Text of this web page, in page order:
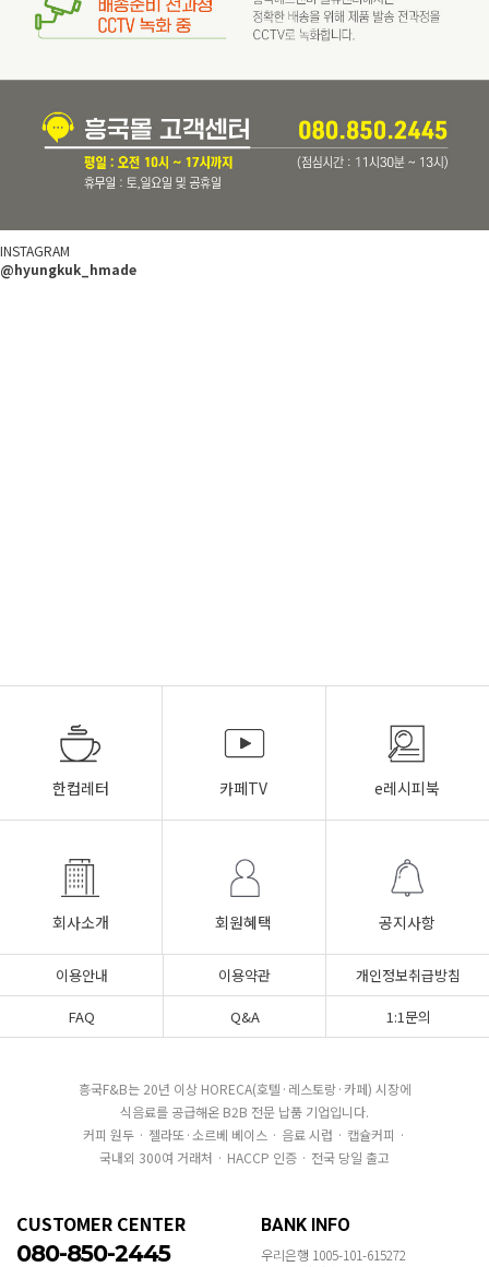
INSTAGRAM
@hyungkuk_hmade
한컵레터 카페TV e레시피북
회사소개 회원혜택 공지사항
이용안내 이용약관
개인정보취급방침
FAQ
Q&A 1:1문의
흥국F&B는 20년 이상 HORECA(호텔·레스토랑·카페) 시장에
식음료를 공급해온 B2B 전문 납품 기업입니다.
커피 원두 · 젤라또·소르베 베이스 · 음료 시럽 · 캡슐커피 ·
국내외 300여 거래처 · HACCP 인증 · 전국 당일 출고
CUSTOMER CENTER
080-850-2445
BANK INFO
우리은행 1005-101-615272